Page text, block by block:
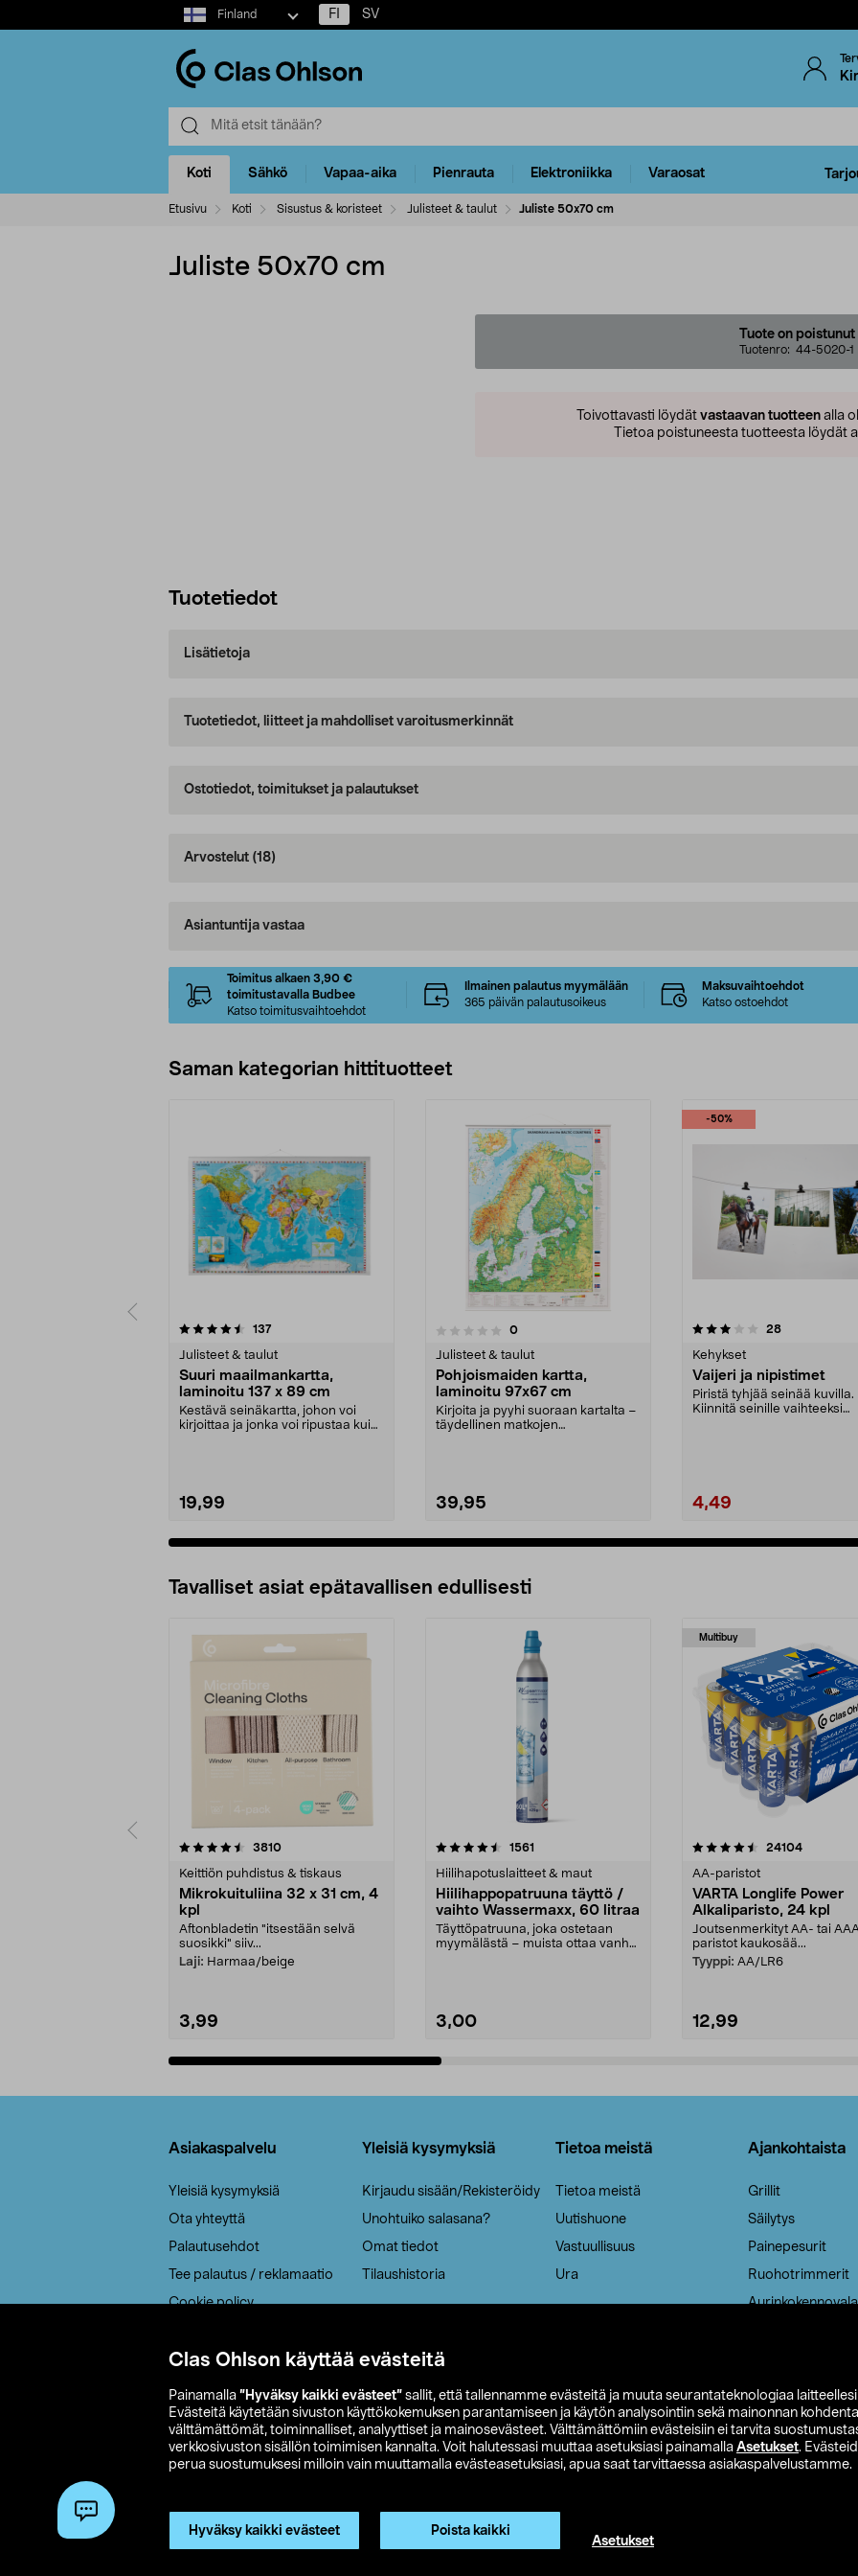
Clas Ohlson käyttää evästeitä
Painamalla ”Hyväksy kaikki evästeet” sallit, että tallennamme evästeitä ja muuta seurantateknologiaa laitteellesi
Evästeitä käytetään sivuston käyttökokemuksen parantamiseen ja käytön analysointiin sekä mainonnan
välttämättömät, toiminnalliset, analyyttiset ja mainosevästeet. Välttämättömiin evästeisiin ei tarvita
verkkosivuston sisällön toimimisen kannalta. Voit halutessasi muuttaa asetuksiasi painamalla Asetukset.
perua suostumuksesi milloin vain muuttamalla evästeasetuksiasi, apua saat tarvittaessa asiakaspalvelustamme.
Hyväksy kaikki evästeet Poista kaikki
Asetukset
Select
market
Finland FI SV
Koti Sähkö Vapaa-aika Pienrauta Elektroniikka Varaosat
Etusivu Koti Sisustus & koristeet Julisteet & taulut Juliste 50x70 cm
Juliste 50x70 cm
Tuote on poistunut
Tuotenro: 44-5020-1
Toivottavasti löydät vastaavan tuotteen alla
Tietoa poistuneesta tuotteesta löydät
Tuotetiedot
Lisätietoja
Tuotetiedot, liitteet ja mahdolliset varoitusmerkinnät
Ostotiedot, toimitukset ja palautukset
Arvostelut (18)
Asiantuntija vastaa
Toimitus alkaen 3,90 €
toimitustavalla Budbee
Katso toimitusvaihtoehdot
Ilmainen palautus myymälään
365 päivän palautusoikeus
Maksuvaihtoehdot
Katso ostoehdot
Saman kategorian hittituotteet
137arvostelut
Julisteet & taulut
Suuri maailmankartta,
laminoitu 137 x 89 cm
Kestävä seinäkartta, johon voi
kirjoittaa ja jonka voi ripustaa kuin
19,99
0.0 viidestä
0arvostelut
Julisteet & taulut
Pohjoismaiden kartta,
laminoitu 97x67 cm
Kirjoita ja pyyhi suoraan kartalta –
täydellinen matkojen
39,95
-50%
3.0 viidestä
28arvostelut
Kehykset
Vaijeri ja nipistimet
Piristä tyhjää seinää kuvilla.
Kiinnitä seinille vaihteeksi
4,49
5.0 viidestä
Tavalliset asiat epätavallisen edullisesti
3810arvostelut
Keittiön puhdistus & tiskaus
Mikrokuituliina 32 x 31 cm, 4
kpl
Aftonbladetin "itsestään selvä
suosikki" siiv...
Laji: Harmaa/beige
3,99
4.5viidestä
1561
Hiilihapotuslaitteet & maut
Hiilihappopatruuna täyttö /
vaihto Wassermaxx, 60 litraa
Täyttöpatruuna, joka ostetaan
myymälästä – muista ottaa vanha
3,00
Multibuy
4.5viidestä
24104arvostelut
AA-paristot
VARTA Longlife Power
Alkaliparisto, 24 kpl
Joutsenmerkityt AA- tai
paristot kaukosää...
Tyyppi: AA/LR6
12,99
4.5viidestä
Asiakaspalvelu
Yleisiä kysymyksiä
Ota yhteyttä
Palautusehdot
Tee palautus / reklamaatio
Cookie policy
Saavutettavuus
Yleisiä kysymyksiä
Kirjaudu sisään/Rekisteröidy
Unohtuiko salasana?
Omat tiedot
Tilaushistoria
Tietoa meistä
Tietoa meistä
Uutishuone
Vastuullisuus
Ura
Ajankohtaista
Grillit
Säilytys
Painepesurit
Ruohotrimmerit